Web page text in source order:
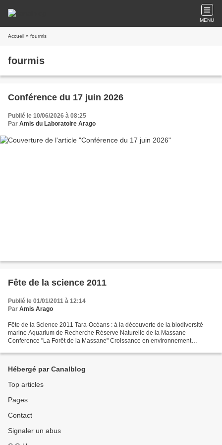
MENU
Accueil » fourmis
fourmis
Conférence du 17 juin 2026
Publié le 10/06/2026 à 08:25
Par Amis du Laboratoire Arago
Fête de la science 2011
Publié le 01/01/2011 à 12:14
Par Amis Arago
Fête de la Science 2011 Tara-Océans : à la découverte de la biodiversité
marine Aquarium de Recherche Réserve Naturelle de la Massane
Conference "La Forêt de la Massane" Croissance en environnement
Hébergé par Canalblog
Top articles
Pages
Contact
Signaler un abus